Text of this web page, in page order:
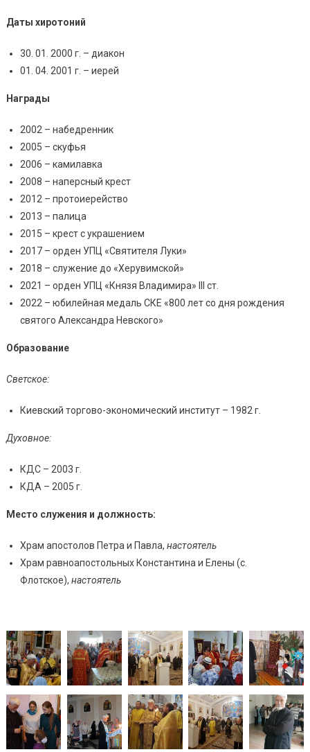
Даты хиротоний
30. 01. 2000 г. – диакон
01. 04. 2001 г. – иерей
Награды
2002 – набедренник
2005 – скуфья
2006 – камилавка
2008 – наперсный крест
2012 – протоиерейство
2013 – палица
2015 – крест с украшением
2017 – орден УПЦ «Святителя Луки»
2018 – служение до «Херувимской»
2021 – орден УПЦ «Князя Владимира» III ст.
2022 – юбилейная медаль СКЕ «800 лет со дня рождения
святого Александра Невского»
Образование
Светское:
Киевский торгово-экономический институт – 1982 г.
Духовное:
КДС – 2003 г.
КДА – 2005 г.
Место служения и должность:
Храм апостолов Петра и Павла, настоятель
Храм равноапостольных Константина и Елены (с.
Флотское), настоятель